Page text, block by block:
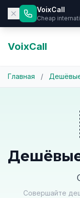
VoixCall
Cheap
VoixCall
Главная /
Совершайте